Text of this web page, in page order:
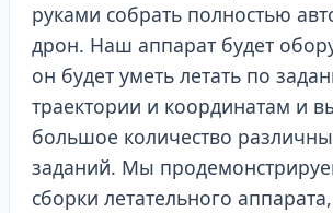
руками собрать полностью
дрон. Наш аппарат будет
он будет уметь летать по
траектории и координатам и
большое количество
заданий. Мы
сборки летательного